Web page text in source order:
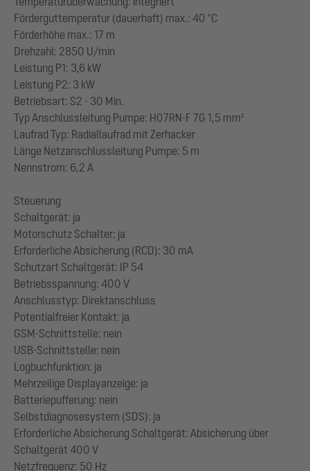
Förderguttemperatur (dauerhaft) max.: 40 °C
Förderhöhe max.: 17 m
Drehzahl: 2850 U/min
Leistung P1: 3,6 kW
Leistung P2: 3 kW
Betriebsart: S2 - 30 Min.
Typ Anschlussleitung Pumpe: H07RN-F 7G 1,5 mm²
Laufrad Typ: Radiallaufrad mit Zerhacker
Länge Netzanschlussleitung Pumpe: 5 m
Nennstrom: 6,2 A
Steuerung
Schaltgerät: ja
Motorschutz Schalter: ja
Erforderliche Absicherung (RCD): 30 mA
Schutzart Schaltgerät: IP 54
Betriebsspannung: 400 V
Anschlusstyp: Direktanschluss
Potentialfreier Kontakt: ja
GSM-Schnittstelle: nein
USB-Schnittstelle: nein
Logbuchfunktion: ja
Mehrzeilige Displayanzeige: ja
Batteriepufferung: nein
Selbstdiagnosesystem (SDS): ja
Erforderliche Absicherung Schaltgerät: Absicherung über
Schaltgerät 400 V